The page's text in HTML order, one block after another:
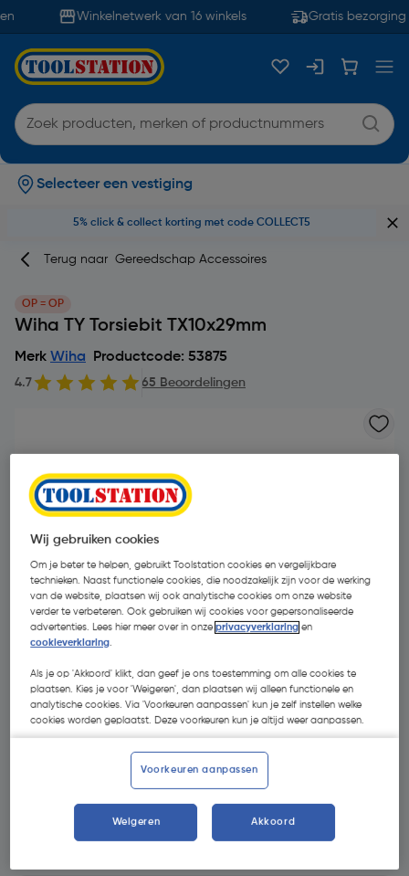
Winkelnetwerk van 16 winkels Gratis bezorging
Selecteer een vestiging
5% click & collect korting met code COLLECT5
Terug naar Gereedschap Accessoires
OP = OP
Wiha TY Torsiebit TX10x29mm
Merk Wiha Productcode: 53875
4.7 65 Beoordelingen
€ 1,60| Excl. btw € 1,32
Kies productvariant(9)
Wij gebruiken cookies
Om je beter te helpen, gebruikt Toolstation cookies en vergelijkbare
technieken. Naast functionele cookies, die noodzakelijk zijn voor de werking
van de website, plaatsen wij ook analytische cookies om onze website
verder te verbeteren. Ook gebruiken wij cookies voor gepersonaliseerde
advertenties. Lees hier meer over in onzeprivacyverklaring en
cookieverklaring.
Als je op 'Akkoord' klikt, dan geef je ons toestemming om alle cookies te
plaatsen. Kies je voor 'Weigeren', dan plaatsen wij alleen functionele en
analytische cookies. Via 'Voorkeuren aanpassen' kun je zelf instellen welke
cookies worden geplaatst. Deze voorkeuren kun je altijd weer aanpassen.
Voorkeuren aanpassen
Weigeren Akkoord